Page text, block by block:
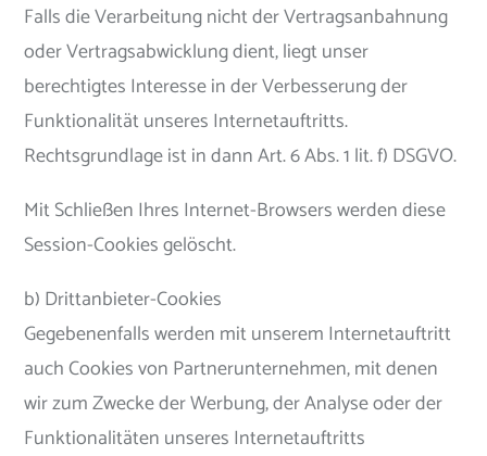
Falls die Verarbeitung nicht der Vertragsanbahnung
oder Vertragsabwicklung dient, liegt unser
berechtigtes Interesse in der Verbesserung der
Funktionalität unseres Internetauftritts.
Rechtsgrundlage ist in dann Art. 6 Abs. 1 lit. f) DSGVO.
Mit Schließen Ihres Internet-Browsers werden diese
Session-Cookies gelöscht.
b) Drittanbieter-Cookies
Gegebenenfalls werden mit unserem Internetauftritt
auch Cookies von Partnerunternehmen, mit denen
wir zum Zwecke der Werbung, der Analyse oder der
Funktionalitäten unseres Internetauftritts